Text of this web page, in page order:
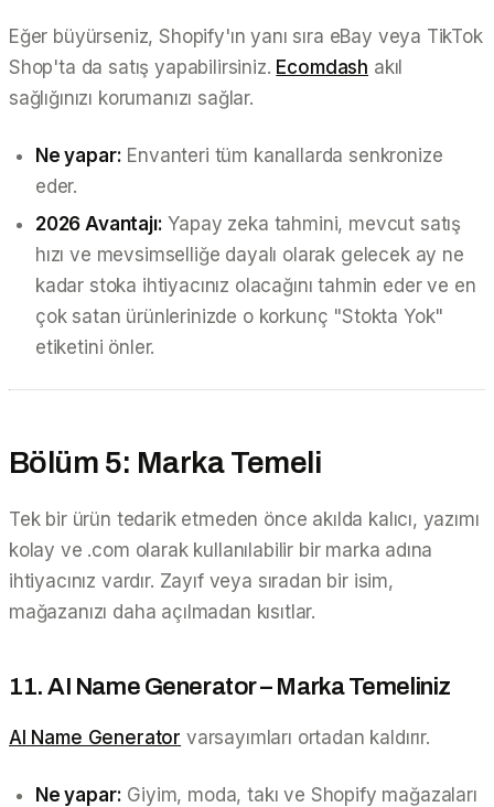
Eğer büyürseniz, Shopify'ın yanı sıra eBay veya TikTok
Shop'ta da satış yapabilirsiniz. Ecomdash akıl
sağlığınızı korumanızı sağlar.
Ne yapar: Envanteri tüm kanallarda senkronize
eder.
2026 Avantajı: Yapay zeka tahmini, mevcut satış
hızı ve mevsimselliğe dayalı olarak gelecek ay ne
kadar stoka ihtiyacınız olacağını tahmin eder ve en
çok satan ürünlerinizde o korkunç "Stokta Yok"
etiketini önler.
Bölüm 5: Marka Temeli
Tek bir ürün tedarik etmeden önce akılda kalıcı, yazımı
kolay ve .com olarak kullanılabilir bir marka adına
ihtiyacınız vardır. Zayıf veya sıradan bir isim,
mağazanızı daha açılmadan kısıtlar.
11. AI Name Generator – Marka Temeliniz
AI Name Generator varsayımları ortadan kaldırır.
Ne yapar: Giyim, moda, takı ve Shopify mağazaları